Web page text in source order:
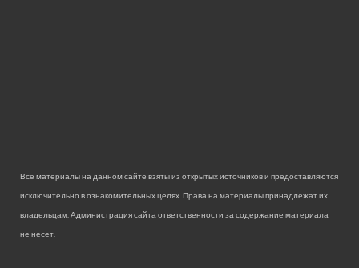
Все материалы на данном сайте взяты из открытых источников и предоставляются
исключительно в ознакомительных целях. Права на материалы принадлежат их
владельцам. Администрация сайта ответственности за содержание материала
не несет.